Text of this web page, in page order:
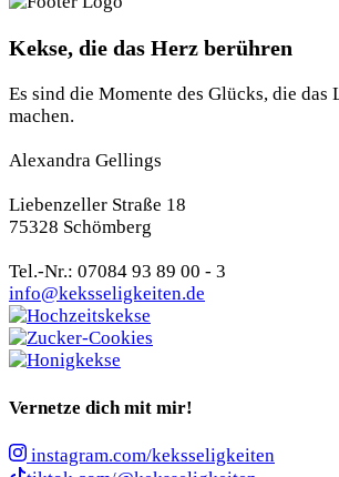
Kekse, die das Herz berühren
Es sind die Momente des Glücks, die das
machen.
Alexandra Gellings
Liebenzeller Straße 18
75328 Schömberg
Tel.-Nr.: 07084 93 89 00 - 3
info@keksseligkeiten.de
Vernetze dich mit mir!
instagram.com/keksseligkeiten